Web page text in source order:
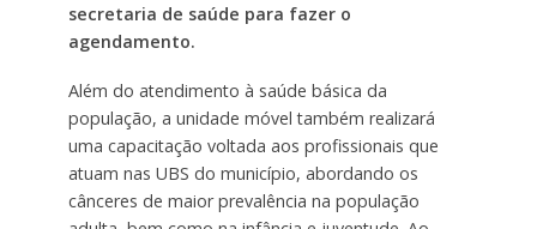
secretaria de saúde para fazer o
agendamento.
Além do atendimento à saúde básica da
população, a unidade móvel também realizará
uma capacitação voltada aos profissionais que
atuam nas UBS do município, abordando os
cânceres de maior prevalência na população